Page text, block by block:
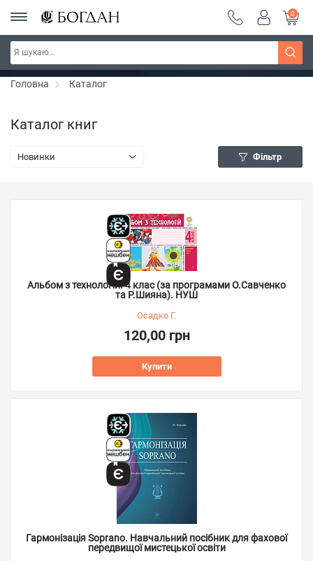
Серія "Чейзіана" ~ знижка 20%
0
Головна Каталог
Каталог книг
Новинки Фільтр
Альбом з технологій. 4 клас (за програмами О.Савченко
та Р.Шияна). НУШ
Осадко Г.
120,00 грн
Купити
Гармонізація Soprano. Навчальний посібник для фахової
передвищої мистецької освіти